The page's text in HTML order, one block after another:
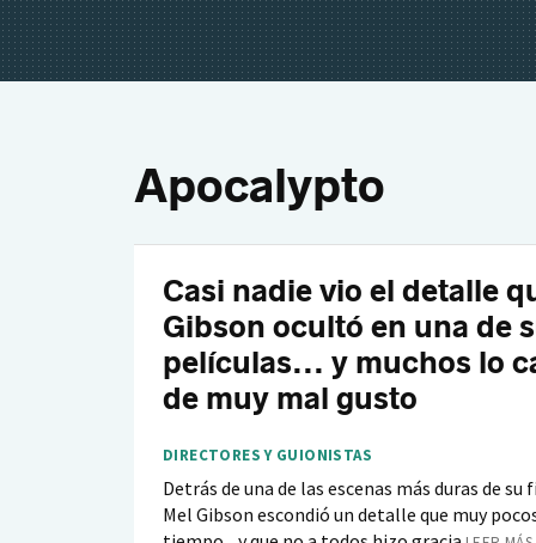
Apocalypto
Casi nadie vio el detalle
Gibson ocultó en una de
películas... y muchos lo
de muy mal gusto
DIRECTORES Y GUIONISTAS
Detrás de una de las escenas más duras de
Mel Gibson escondió un detalle que muy